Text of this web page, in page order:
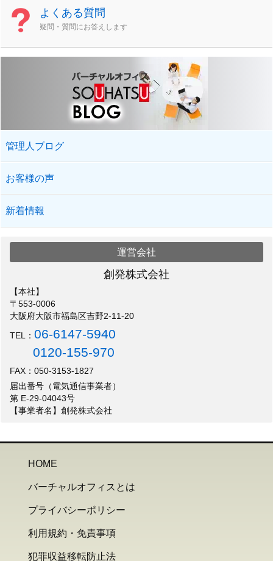
よくある質問
疑問・質問にお答えします
管理人ブログ
お客様の声
新着情報
運営会社
創発株式会社
【本社】
〒553-0006
大阪府大阪市福島区吉野2-11-20
TEL：06-6147-5940
0120-155-970
FAX：050-3153-1827
届出番号（電気通信事業者）
第 E-29-04043号
【事業者名】創発株式会社
HOME
バーチャルオフィスとは
プライバシーポリシー
利用規約・免責事項
犯罪収益移転防止法